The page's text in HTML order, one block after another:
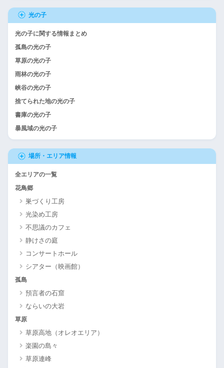
光の子
光の子に関する情報まとめ
孤島の光の子
草原の光の子
雨林の光の子
峡谷の光の子
捨てられた地の光の子
書庫の光の子
暴風域の光の子
場所・エリア情報
全エリアの一覧
花鳥郷
巣づくり工房
光染め工房
不思議のカフェ
静けさの庭
コンサートホール
シアター（映画館）
孤島
預言者の石窟
ならいの大岩
草原
草原高地（オレオエリア）
楽園の島々
草原連峰